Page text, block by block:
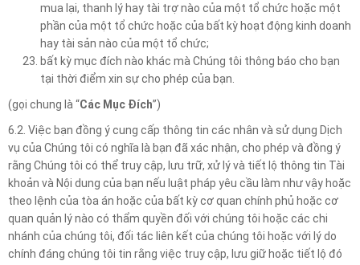
mua lại, thanh lý hay tài trợ nào của một tổ chức hoặc một
phần của một tổ chức hoặc của bất kỳ hoạt động kinh doanh
hay tài sản nào của một tổ chức;
bất kỳ mục đích nào khác mà Chúng tôi thông báo cho bạn
tại thời điểm xin sự cho phép của bạn.
(gọi chung là “Các Mục Đích”)
6.2. Việc bạn đồng ý cung cấp thông tin các nhân và sử dụng Dịch
vụ của Chúng tôi có nghĩa là bạn đã xác nhận, cho phép và đồng ý
rằng Chúng tôi có thể truy cập, lưu trữ, xử lý và tiết lộ thông tin Tài
khoản và Nội dung của bạn nếu luật pháp yêu cầu làm như vậy hoặc
theo lệnh của tòa án hoặc của bất kỳ cơ quan chính phủ hoặc cơ
quan quản lý nào có thẩm quyền đối với chúng tôi hoặc các chi
nhánh của chúng tôi, đối tác liên kết của chúng tôi hoặc với lý do
chính đáng chúng tôi tin rằng việc truy cập, lưu giữ hoặc tiết lộ đó